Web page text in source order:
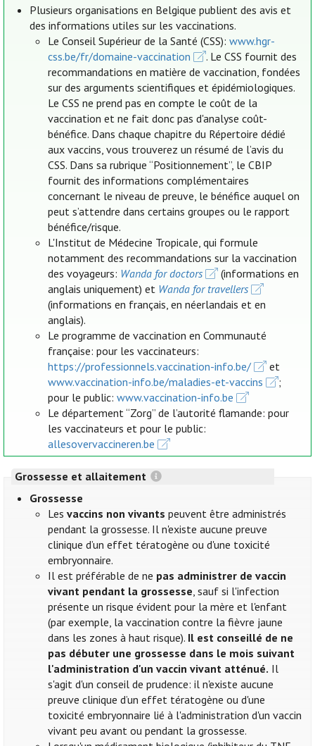
Plusieurs organisations en Belgique publient des avis et
des informations utiles sur les vaccinations.
Le Conseil Supérieur de la Santé (CSS):www.hgr-
css.be/fr/domaine-vaccination
. Le CSS fournit des
recommandations en matière de vaccination, fondées
sur des arguments scientifiques et épidémiologiques.
Le CSS ne prend pas en compte le coût de la
vaccination et ne fait donc pas d'analyse coût-
bénéfice. Dans chaque chapitre du Répertoire dédié
aux vaccins, vous trouverez un résumé de l’avis du
CSS. Dans sa rubrique “Positionnement”, le CBIP
fournit des informations complémentaires
concernant le niveau de preuve, le bénéfice auquel on
peut s’attendre dans certains groupes ou le rapport
bénéfice/risque.
L'Institut de Médecine Tropicale, qui formule
notamment des recommandations sur la vaccination
des voyageurs: Wanda for doctors
(informations en
anglais uniquement) et Wanda for travellers
(informations en français, en néerlandais et en
anglais).
Le programme de vaccination en Communauté
française: pour les vaccinateurs:
https://professionnels.vaccination-info.be/
et
www.vaccination-info.be/maladies-et-vaccins
;
pour le public:www.vaccination-info.be
Le département “Zorg” de l’autorité flamande: pour
les vaccinateurs et pour le public:
allesovervaccineren.be
Grossesse et allaitement
Grossesse
Lesvaccins non vivants peuvent être administrés
pendant la grossesse. Il n'existe aucune preuve
clinique d’un effet tératogène ou d'une toxicité
embryonnaire.
Il est préférable de ne pas administrer de vaccin
vivant pendant la grossesse, sauf si l'infection
présente un risque évident pour la mère et l'enfant
(par exemple, la vaccination contre la fièvre jaune
dans les zones à haut risque). Il est conseillé de ne
pas débuter une grossesse dans le mois suivant
l'administration d'un vaccin vivant atténué. Il
s'agit d'un conseil de prudence: il n'existe aucune
preuve clinique d’un effet tératogène ou d'une
toxicité embryonnaire lié à l'administration d'un vaccin
vivant peu avant ou pendant la grossesse.